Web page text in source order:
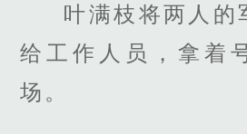
叶满枝将两人的
给工作人员，拿着
场。